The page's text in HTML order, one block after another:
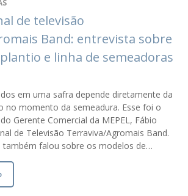
de televisão
Band: entrevista sobre
e linha de semeadoras
em uma safra depende diretamente da
no momento da semeadura. Esse foi o
Gerente Comercial da MEPEL, Fábio
de Televisão Terraviva/Agromais Band.
também falou sobre os modelos de…